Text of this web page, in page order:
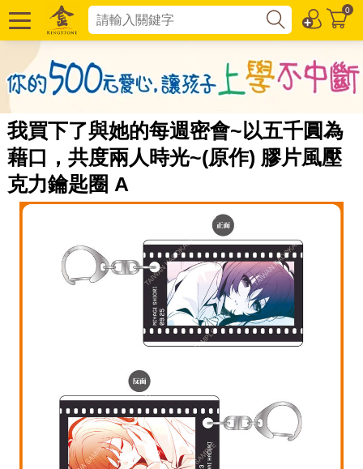
0
我買下了與她的每週密會~以五千圓為
藉口，共度兩人時光~(原作) 膠片風壓
克力鑰匙圈 A